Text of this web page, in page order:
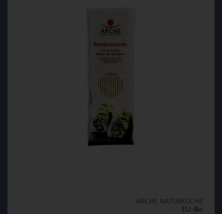
ARCHE NATURKÜCHE
EU-Bio